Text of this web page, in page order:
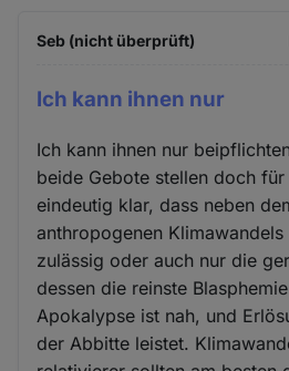
Seb (nicht überprüft)
Ich kann ihnen nur
Ich kann ihnen nur
beide Gebote stellen doch
eindeutig klar, dass neben
anthropogenen
zulässig oder auch nur die
dessen die reinste
Apokalypse ist nah, und
der Abbitte leistet.